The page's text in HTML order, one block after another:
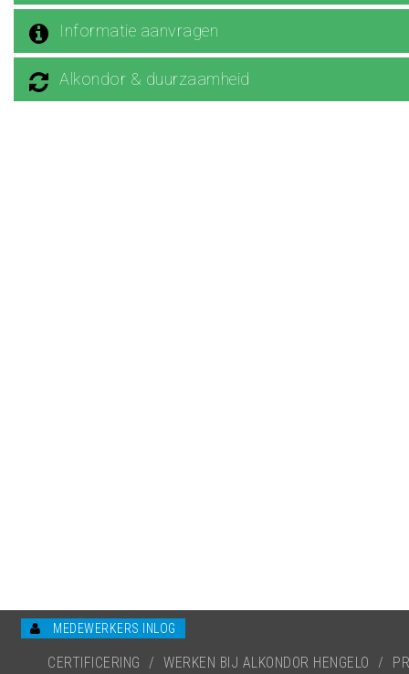
Informatie aanvragen
Alkondor & duurzaamheid
MEDEWERKERS INLOG
CERTIFICERING / WERKEN BIJ ALKONDOR HENGELO /